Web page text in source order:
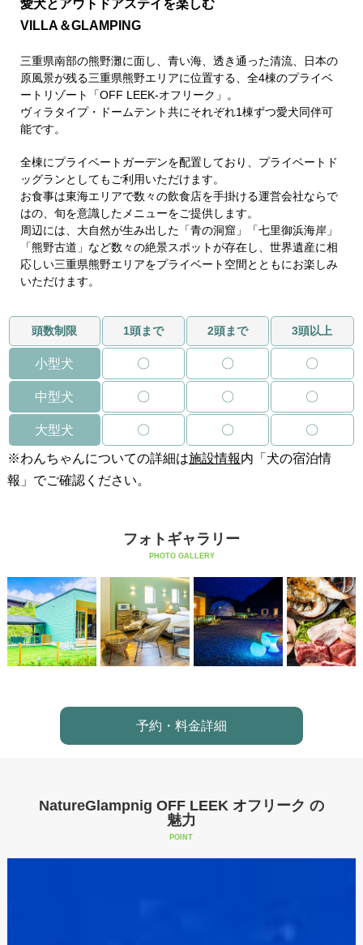
愛犬とアウトドアステイを楽しむ
VILLA＆GLAMPING
三重県南部の熊野灘に面し、青い海、透き通った清流、日本の
原風景が残る三重県熊野エリアに位置する、全4棟のプライベ
ートリゾート「OFF LEEK-オフリーク」。
ヴィラタイプ・ドームテント共にそれぞれ1棟ずつ愛犬同伴可
能です。
全棟にプライベートガーデンを配置しており、プライベートド
ッグランとしてもご利用いただけます。
お食事は東海エリアで数々の飲食店を手掛ける運営会社ならで
はの、旬を意識したメニューをご提供します。
周辺には、大自然が生み出した「青の洞窟」「七里御浜海岸」
「熊野古道」など数々の絶景スポットが存在し、世界遺産に相
応しい三重県熊野エリアをプライベート空間とともにお楽しみ
いただけます。
頭数制限 1頭まで 2頭まで 3頭以上
小型犬 〇 〇 〇
中型犬 〇 〇 〇
大型犬 〇 〇 〇
※わんちゃんについての詳細は施設情報内「犬の宿泊情
報」でご確認ください。
フォトギャラリー
PHOTO GALLERY
予約・料金詳細
NatureGlampnig OFF LEEK オフリーク の
魅力
POINT